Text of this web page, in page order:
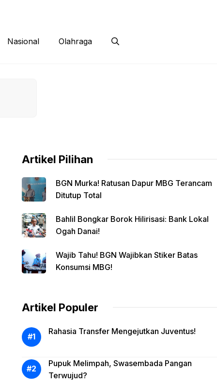
Nasional Olahraga
Artikel Pilihan
BGN Murka! Ratusan Dapur MBG Terancam
Ditutup Total
Bahlil Bongkar Borok Hilirisasi: Bank Lokal
Ogah Danai!
Wajib Tahu! BGN Wajibkan Stiker Batas
Konsumsi MBG!
Artikel Populer
Rahasia Transfer Mengejutkan Juventus!
Pupuk Melimpah, Swasembada Pangan
Terwujud?